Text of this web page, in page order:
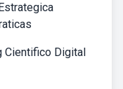
Cientifico Digital